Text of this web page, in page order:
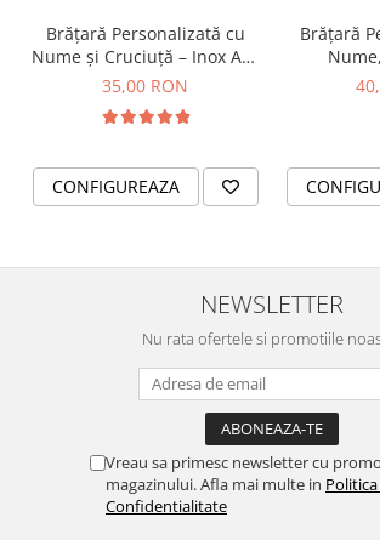
Brățară Personalizată cu
Nume și Cruciuță – Inox Aur
IP
35,00 RON
CONFIGUREAZA
Brățară
NEWSLETTER
Nu rata ofertele si promotiile
Vreau sa primesc newsletter cu
magazinului. Afla mai multe in
Confidentialitate